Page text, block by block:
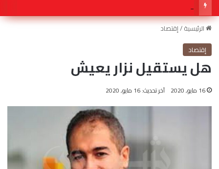
الرئيسية/إقتصاد
إقتصاد
هل يستقيل نزار يعيش
16 مايو, 2020 آخر تحديث: 16 مايو, 2020